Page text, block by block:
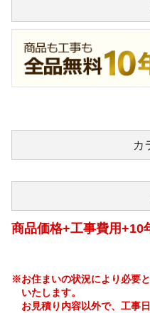
カ
商品価格+工事費用+10
※お住まいの状況により必要
いたします。
お見積り内容以外で、工事